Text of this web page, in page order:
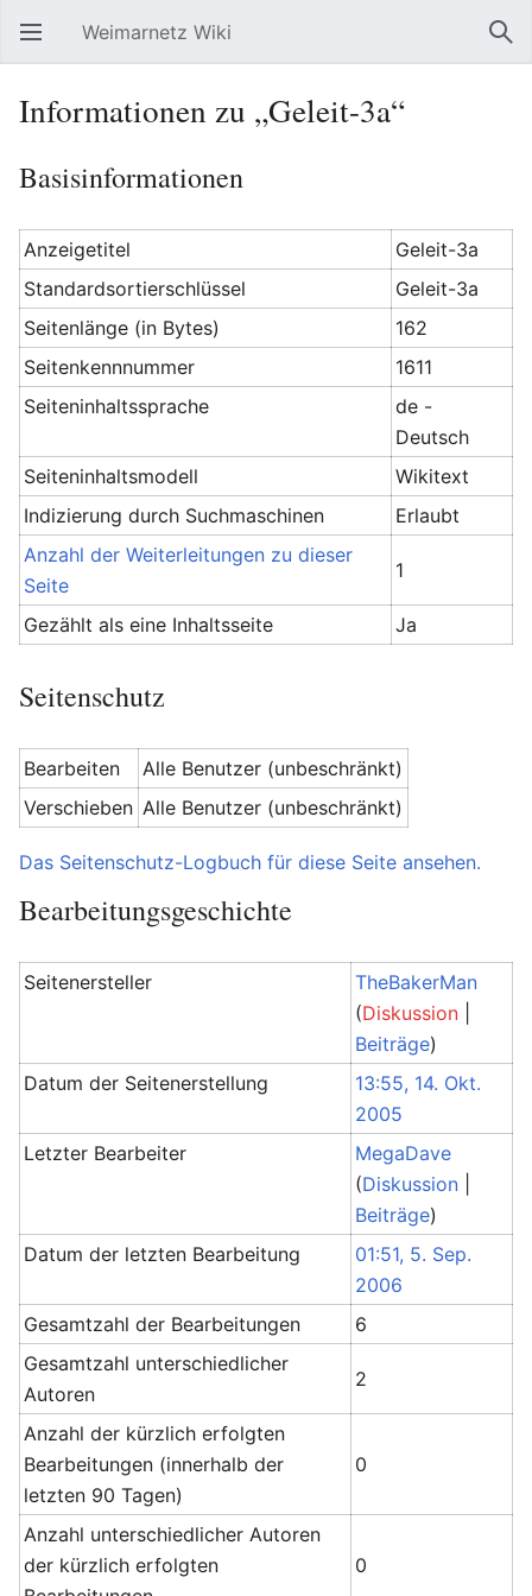
Hauptmenü öffnen Weimarnetz Wiki
Informationen zu „Geleit-3a“
Basisinformationen
Anzeigetitel
Geleit-3a
Standardsortierschlüssel
Geleit-3a
Seitenlänge (in Bytes)
162
Seitenkennnummer
1611
Seiteninhaltssprache
de -
Deutsch
Seiteninhaltsmodell
Wikitext
Indizierung durch Suchmaschinen
Erlaubt
Anzahl der Weiterleitungen zu dieser
Seite
1
Gezählt als eine Inhaltsseite Ja
Seitenschutz
Bearbeiten
Alle Benutzer (unbeschränkt)
Verschieben Alle Benutzer (unbeschränkt)
Das Seitenschutz-Logbuch für diese Seite ansehen.
Bearbeitungsgeschichte
Seitenersteller
TheBakerMan
(Diskussion
Beiträge)
Datum der Seitenerstellung
13:55, 14. Okt.
2005
Letzter Bearbeiter
MegaDave
(Diskussion
Beiträge)
Datum der letzten Bearbeitung
01:51, 5. Sep.
2006
Gesamtzahl der Bearbeitungen
6
Gesamtzahl unterschiedlicher
Autoren
2
Anzahl der kürzlich erfolgten
Bearbeitungen (innerhalb der
letzten 90 Tagen)
0
Anzahl unterschiedlicher Autoren
der kürzlich erfolgten
0